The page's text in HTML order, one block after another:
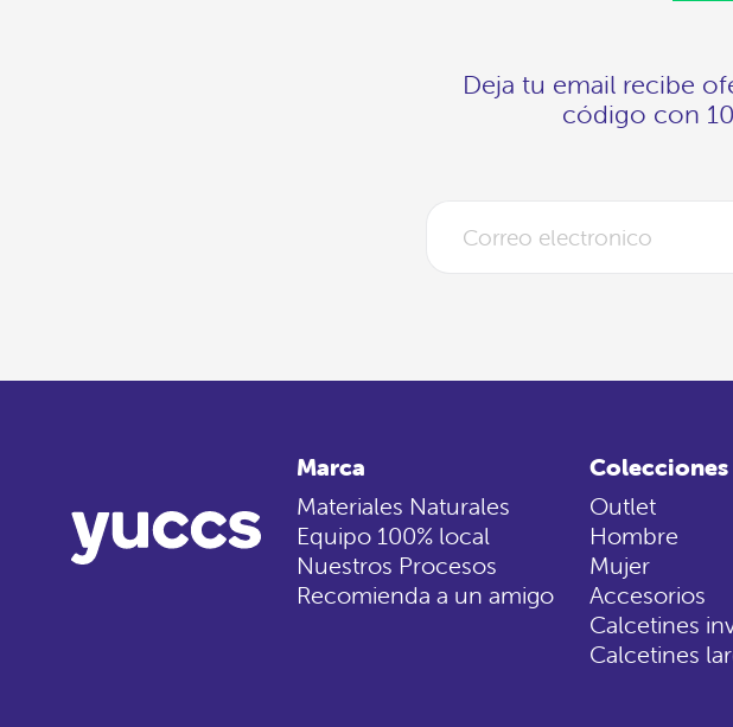
Deja tu email recibe
código con
Marca
Materiales Naturales
Equipo 100% local
Nuestros Procesos
Recomienda a un amigo
Colecciones
Outlet
Hombre
Mujer
Accesorios
Calcetines
Calcetines